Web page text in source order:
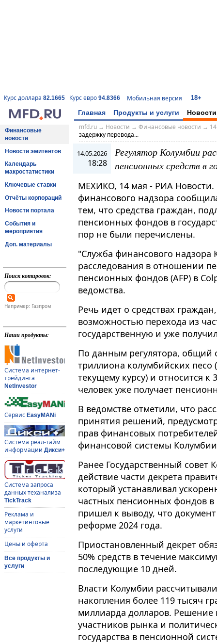
Курс доллара 82.1665 Курс евро 94.8366 Мобильная версия 18+
Главная Продукты и услуги Новости
Финансовые
новости
Новости эмитентов
Календарь
макростатистики
Ключевые ставки
Отчёты корпораций
Новости портала
События и
мероприятия
Доп. материалы
Поиск котировок:
Например: Газпром
Наши продукты:
Система интернет-
трейдинга
NetInvestor
Сервис EasyMANi
Система реал-тайм
информации Дикси+
Система запроса
данных теханализа
TickTrack
Реклама и
маркетинговые
услуги
Цены и оферта
Все продукты и
услуги
mfd.ru→ Новости → Финансовые новости →
задержку перевода...
14.05.2026
18:28
Регулятор Колумбии
пенсионных средств в
МЕХИКО, 14 мая - РИА Новости.
финансового надзора
тем, что средства граждан,
пенсионных фондов в
пор не были перечислены.
"Служба финансового надзора
расследования в отношении
пенсионных фондов (AFP) в
ведомства​​​.
Речь идет о средствах
возможностью перехода из
государственную и уже
По данным регулятора, общий
триллиона колумбийских песо
текущему курсу) и относится
человек уже получает
В ведомстве отметили, что
принятия решений,
прав финансовых
финансовой системы
Ранее Государственный совет
действие части декрета
который устанавливал
частных пенсионных фондов в
пришел к выводу, что
реформе 2024 года.
Приостановленный декрет
50% средств в течение
последующие 10 дней.
Власти Колумбии
накопления более 119 тысяч
миллиарда долларов. Решение
участников рынка и
государства в пенсионной